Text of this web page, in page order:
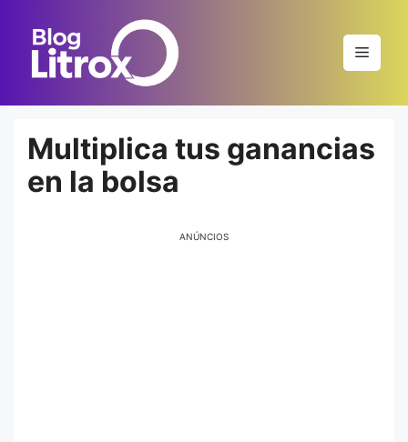
contenido
Menú
Multiplica tus ganancias
en la bolsa
ANÚNCIOS